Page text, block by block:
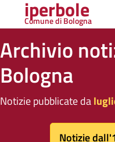
iperbole
Comune di Bologna
Archivio
Bologna
Notizie pubblicate da
Notizie